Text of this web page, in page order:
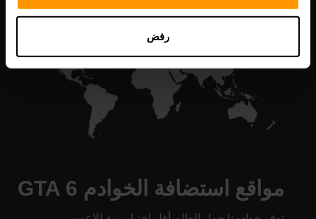
رفض
مواقع استضافة الخوادم GTA 6